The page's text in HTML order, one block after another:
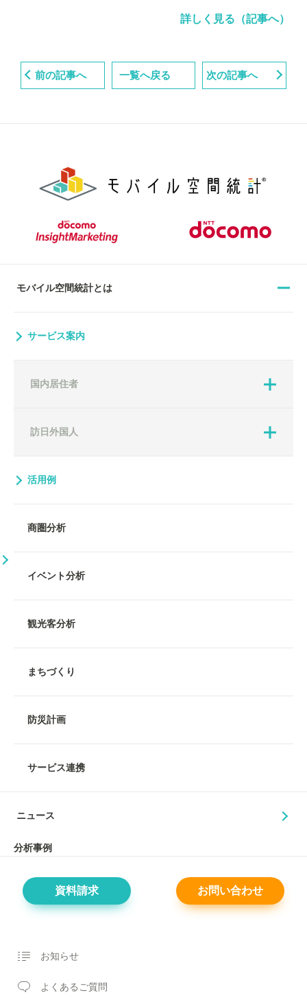
詳しく見る（記事へ）
前の記事へ 一覧へ戻る 次の記事へ
モバイル空間統計とは
サービス案内
国内居住者
訪日外国人
活用例
商圏分析
イベント分析
観光客分析
まちづくり
防災計画
サービス連携
ニュース
分析事例
資料請求 お問い合わせ
お知らせ
よくあるご質問